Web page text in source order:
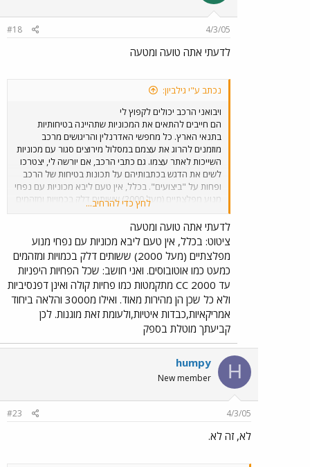
4/3/05
#18
לדעתי אתה טועה ומטעה
נכתב ע"י גילביון:
ויבואני הרכב יכולים לקפוץ לי
הם חייבים להתאים את המכוניות שתהיינה בטיחותיות
בתנאי הארץ. כל מחפשי האדרנלין והריגושים מרכב
מוזמנים להרוג את עצמם במסלול מירוצים סגור עם מכוניות
השייכות לאתר עצמו. גם כתבי הרכב, אם יורשה לי, יצטרכו
לשים את הדגש בכתבותיהם על תכונות בטיחות של הרכב
ופחות על "ביצועים". בכלל, אין טעם ליבא מכוניות עם נפחי
מנוע מפלצתיים (מעל 2000) ששותים דלק בכמויות ומזהמים
כמעט כמו אוטובוסים. במילים אחרות, על המדינה להתאים
את צי הרכב פה למציאות!
לחץ כדי להרחיב...
לדעתי אתה טועה ומטעה
ציטוט: בכלל, אין טעם ליבא מכוניות עם נפחי מנוע
מפלצתיים (מעל 2000) ששותים דלק בכמויות ומזהמים
כמעט כמו אוטובוסים. ואני חושב: שכל הפחיות היפניות
עד 2000 CC מתקמטות כמו פחיות קולה ואינן דפנסיביות
ולא כל שכן הן מהירות מאוד. ואילו מ3000 והלאה ביחוד
אמריקאיות,כבדות איטיות,ולעומת זאת מוגנות. לכן
קביעתך מוטלת בספק
H
humpy
New member
4/3/05
#23
לא, זה לא.